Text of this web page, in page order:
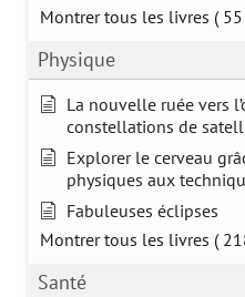
Montrer tous les livres (
Physique
La nouvelle ruée vers
constellations de
Explorer le cerveau
physiques aux
Fabuleuses éclipses
Montrer tous les livres (
Santé